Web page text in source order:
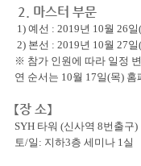
2. 마스터 부문
1) 예선 : 2019년 10월 26일(
2) 본선 : 2019년 10월 27일(
※ 참가 인원에 따라 일정
연 순서는 10월 17일(목) 홈
【장 소】
SYH 타워 (신사역 8번출구)
토/일: 지하3층 세미나 1실